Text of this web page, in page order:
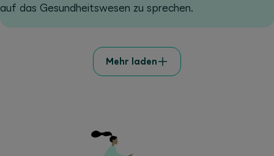
auf das Gesundheitswesen zu sprechen.
Mehr laden